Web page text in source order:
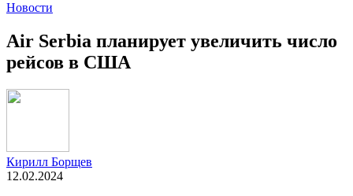
Новости
Air Serbia планирует увеличить число
рейсов в США
Кирилл Борщев
12.02.2024